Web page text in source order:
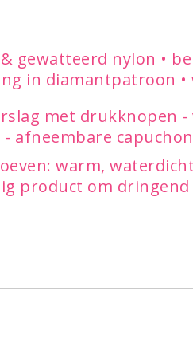
gewatteerd nylon •
in diamantpatroon
met drukknopen
afneembare
warm,
product om dringend